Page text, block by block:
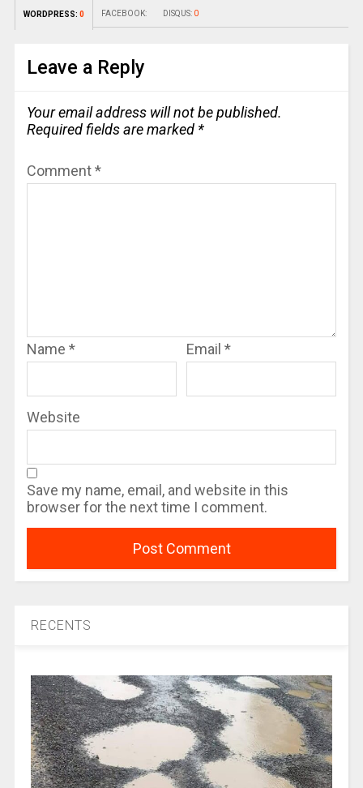
WORDPRESS: 0 FACEBOOK: DISQUS: 0
Leave a Reply
Your email address will not be published.
Required fields are marked *
Comment*
Name * Email *
Website
Save my name, email, and website in this
browser for the next time I comment.
RECENTS